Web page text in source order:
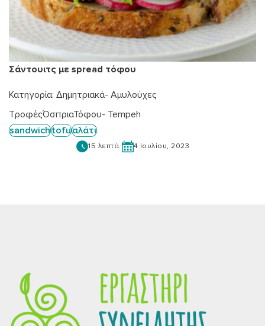
Σάντουιτς με spread τόφου
Κατηγορία: Δημητριακά- Αμυλούχες
ΤροφέςΌσπριαΤόφου- Tempeh
sandwichtofuαλάτι
15 λεπτά. 4 Ιουλίου, 2023